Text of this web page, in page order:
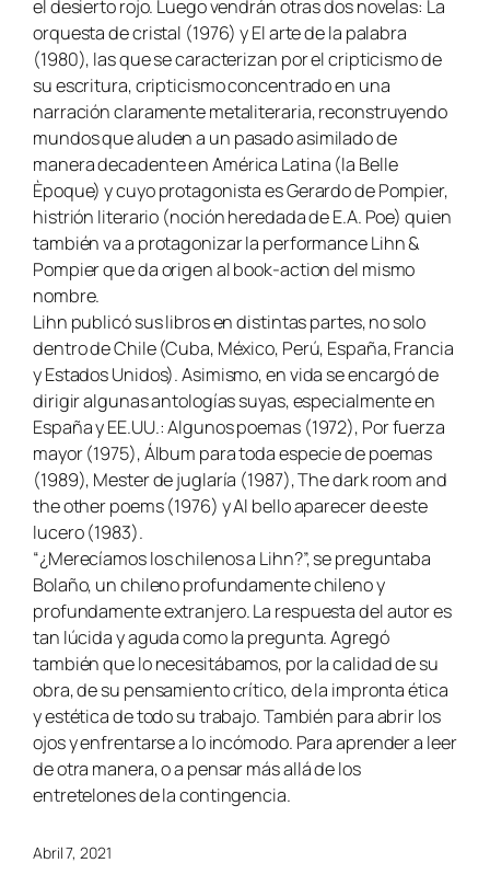
el desierto rojo. Luego vendrán otras dos novelas: La
orquesta de cristal (1976) y El arte de la palabra
(1980), las que se caracterizan por el cripticismo de
su escritura, cripticismo concentrado en una
narración claramente metaliteraria, reconstruyendo
mundos que aluden a un pasado asimilado de
manera decadente en América Latina (la Belle
Èpoque) y cuyo protagonista es Gerardo de Pompier,
histrión literario (noción heredada de E.A. Poe) quien
también va a protagonizar la performance Lihn &
Pompier que da origen al book-action del mismo
nombre.
Lihn publicó sus libros en distintas partes, no solo
dentro de Chile (Cuba, México, Perú, España, Francia
y Estados Unidos). Asimismo, en vida se encargó de
dirigir algunas antologías suyas, especialmente en
España y EE.UU.: Algunos poemas (1972), Por fuerza
mayor (1975), Álbum para toda especie de poemas
(1989), Mester de juglaría (1987), The dark room and
the other poems (1976) y Al bello aparecer de este
lucero (1983).
“¿Merecíamos los chilenos a Lihn?”, se preguntaba
Bolaño, un chileno profundamente chileno y
profundamente extranjero. La respuesta del autor es
tan lúcida y aguda como la pregunta. Agregó
también que lo necesitábamos, por la calidad de su
obra, de su pensamiento crítico, de la impronta ética
y estética de todo su trabajo. También para abrir los
ojos y enfrentarse a lo incómodo. Para aprender a leer
de otra manera, o a pensar más allá de los
entretelones de la contingencia.
Abril 7, 2021